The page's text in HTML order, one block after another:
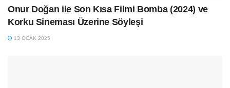
Onur Doğan ile Son Kısa Filmi Bomba (2024) ve
Korku Sineması Üzerine Söyleşi
13 OCAK 2025